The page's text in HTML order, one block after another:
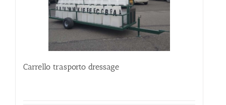
Carrello trasporto dressage